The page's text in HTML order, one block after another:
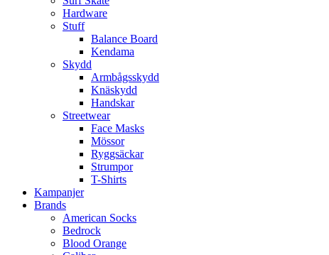
Hardware
Stuff
Balance Board
Kendama
Skydd
Armbågsskydd
Knäskydd
Handskar
Streetwear
Face Masks
Mössor
Ryggsäckar
Strumpor
T-Shirts
Kampanjer
Brands
American Socks
Bedrock
Blood Orange